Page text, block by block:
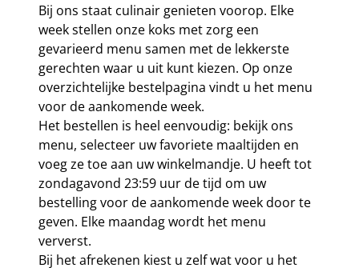
Bij ons staat culinair genieten voorop. Elke
week stellen onze koks met zorg een
gevarieerd menu samen met de lekkerste
gerechten waar u uit kunt kiezen. Op onze
overzichtelijke bestelpagina vindt u het menu
voor de aankomende week.
Het bestellen is heel eenvoudig: bekijk ons
menu, selecteer uw favoriete maaltijden en
voeg ze toe aan uw winkelmandje. U heeft tot
zondagavond 23:59 uur de tijd om uw
bestelling voor de aankomende week door te
geven. Elke maandag wordt het menu
ververst.
Bij het afrekenen kiest u zelf wat voor u het